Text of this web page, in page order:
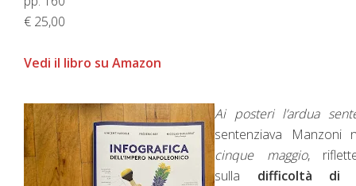
€ 25,00
Vedi il libro su Amazon
Ai posteri l’ardua
sentenziava
cinque maggio,
sulla difficoltà di